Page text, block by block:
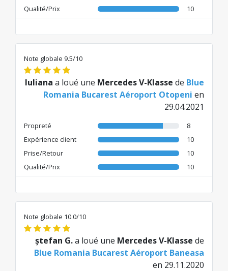
Qualité/Prix
10
Note globale 9.5/10
Iuliana a loué une Mercedes V-Klasse de Blue
Romania Bucarest Aéroport Otopeni en
29.04.2021
Propreté
8
Expérience client
10
Prise/Retour
10
Qualité/Prix
10
Note globale 10.0/10
ștefan G.a loué une Mercedes V-Klasse de
Blue Romania Bucarest Aéroport Baneasa
en 29.11.2020